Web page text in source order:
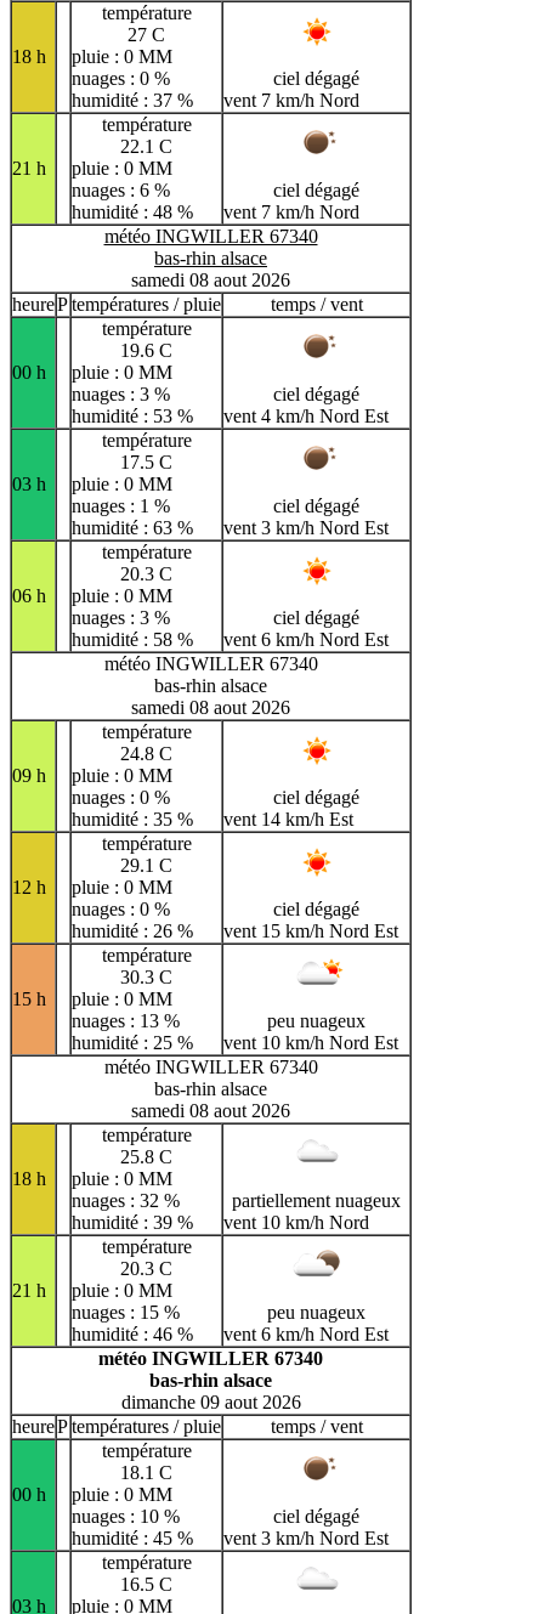
18 h
température
27 C
pluie : 0 MM
nuages : 0 %
humidité : 37 %
ciel dégagé
vent 7 km/h Nord
21 h
température
22.1 C
pluie : 0 MM
nuages : 6 %
humidité : 48 %
ciel dégagé
vent 7 km/h Nord
météo INGWILLER 67340
bas-rhin alsace
samedi 08 aout 2026
heurePtempératures / pluie temps / vent
00 h
température
19.6 C
pluie : 0 MM
nuages : 3 %
humidité : 53 %
ciel dégagé
vent 4 km/h Nord Est
03 h
température
17.5 C
pluie : 0 MM
nuages : 1 %
humidité : 63 %
ciel dégagé
vent 3 km/h Nord Est
06 h
température
20.3 C
pluie : 0 MM
nuages : 3 %
humidité : 58 %
ciel dégagé
vent 6 km/h Nord Est
météo INGWILLER 67340
bas-rhin alsace
samedi 08 aout 2026
09 h
température
24.8 C
pluie : 0 MM
nuages : 0 %
humidité : 35 %
ciel dégagé
vent 14 km/h Est
12 h
température
29.1 C
pluie : 0 MM
nuages : 0 %
humidité : 26 %
ciel dégagé
vent 15 km/h Nord Est
15 h
température
30.3 C
pluie : 0 MM
nuages : 13 %
humidité : 25 %
peu nuageux
vent 10 km/h Nord Est
météo INGWILLER 67340
bas-rhin alsace
samedi 08 aout 2026
18 h
température
25.8 C
pluie : 0 MM
nuages : 32 %
humidité : 39 %
partiellement nuageux
vent 10 km/h Nord
21 h
température
20.3 C
pluie : 0 MM
nuages : 15 %
humidité : 46 %
peu nuageux
vent 6 km/h Nord Est
météo INGWILLER 67340
bas-rhin alsace
dimanche 09 aout 2026
heurePtempératures / pluie temps / vent
00 h
température
18.1 C
pluie : 0 MM
nuages : 10 %
humidité : 45 %
ciel dégagé
vent 3 km/h Nord Est
03 h
température
16.5 C
pluie : 0 MM